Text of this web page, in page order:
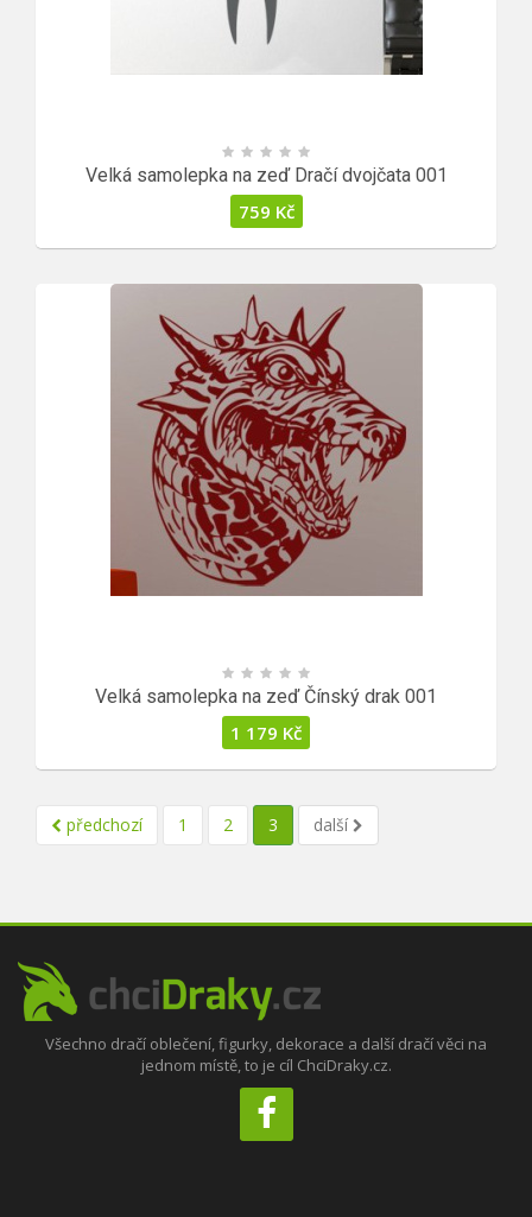
Velká samolepka na zeď Dračí dvojčata 001
759 Kč
Velká samolepka na zeď Čínský drak 001
1 179 Kč
předchozí 1 2 3 další
Všechno dračí oblečení, figurky, dekorace a další dračí věci na
jednom místě, to je cíl ChciDraky.cz.